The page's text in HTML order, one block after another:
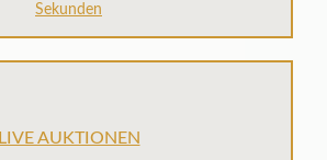
Sekunden
LIVE AUKTIONEN